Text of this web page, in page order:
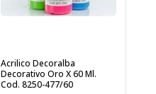
Acrilico Decoralba
Decorativo Oro X 60 Ml.
Cod. 8250-477/60